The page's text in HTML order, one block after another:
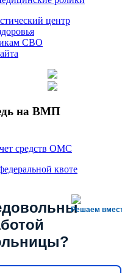
центр
СВО
на ВМП
средств ОМС
квоте
Решаем